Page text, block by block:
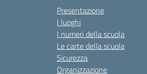
Presentazione
I luoghi
I numeri della scuola
Le carte della scuola
Sicurezza
Organizzazione